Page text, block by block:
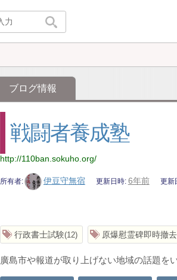
ブログ情報
戦闘者養成塾
http://110ban.sokuho.org/
所有者 伊豆守無宿 更新日時 6年前 更新
行政書士試験 12 原爆慰霊碑即時撤去
廣島市や報道が取り上げない地域の話題を